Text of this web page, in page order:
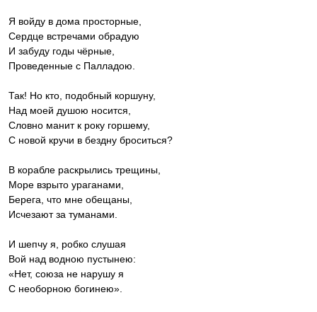
Я войду в дома просторные,
Сердце встречами обрадую
И забуду годы чёрные,
Проведенные с Палладою.
Так! Но кто, подобный коршуну,
Над моей душою носится,
Словно манит к року горшему,
С новой кручи в бездну броситься?
В корабле раскрылись трещины,
Море взрыто ураганами,
Берега, что мне обещаны,
Исчезают за туманами.
И шепчу я, робко слушая
Вой над водною пустынею:
«Нет, союза не нарушу я
С необорною богинею».